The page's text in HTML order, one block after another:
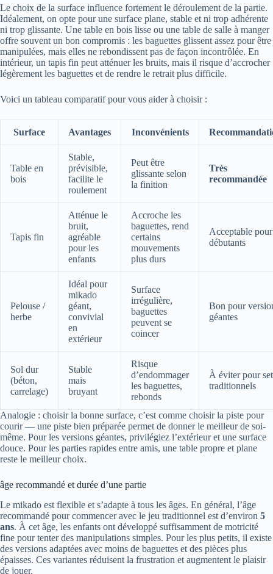
Le choix de la surface influence fortement le déroulement de la partie.
Idéalement, on opte pour une surface plane, stable et ni trop adhérente
ni trop glissante. Une table en bois lisse ou une table de salle à manger
offre souvent un bon compromis : les baguettes glissent assez pour être
manipulées, mais elles ne rebondissent pas de façon incontrôlée. En
intérieur, un tapis fin peut atténuer les bruits, mais il risque d’accrocher
légèrement les baguettes et de rendre le retrait plus difficile.
Voici un tableau comparatif pour vous aider à choisir :
Surface Avantages Inconvénients
Table en
bois
Stable,
prévisible,
facilite le
roulement
Peut être
glissante selon
la finition
Très
recommandée
Tapis fin
Atténue le
bruit,
agréable
pour les
enfants
Accroche les
baguettes, rend
certains
mouvements
plus durs
Acceptable pour
débutants
Pelouse /
herbe
Idéal pour
mikado
géant,
convivial
en
extérieur
Surface
irrégulière,
baguettes
peuvent se
coincer
Bon pour
géantes
Sol dur
(béton,
carrelage)
Stable
mais
bruyant
Risque
d’endommager
les baguettes,
rebonds
À éviter pour
traditionnels
Analogie : choisir la bonne surface, c’est comme choisir la piste pour
courir — une piste bien préparée permet de donner le meilleur de soi-
même. Pour les versions géantes, privilégiez l’extérieur et une surface
douce. Pour les parties rapides entre amis, une table propre et plane
reste le meilleur choix.
âge recommandé et durée d’une partie
Le mikado est flexible et s’adapte à tous les âges. En général, l’âge
recommandé pour commencer avec le jeu traditionnel est d’environ 5
ans. À cet âge, les enfants ont développé suffisamment de motricité
fine pour tenter des manipulations simples. Pour les plus petits, il existe
des versions adaptées avec moins de baguettes et des pièces plus
épaisses. Ces variantes réduisent la frustration et augmentent le plaisir
de jouer.